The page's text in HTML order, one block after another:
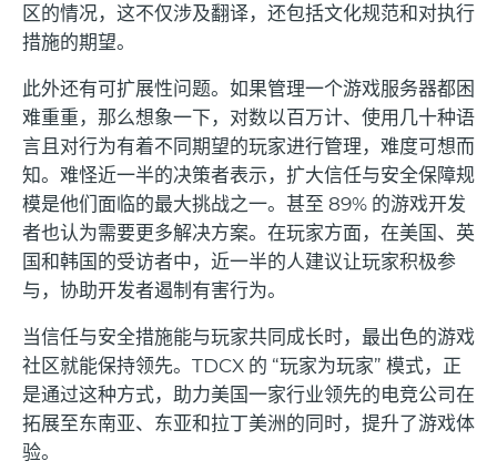
区的情况，这不仅涉及翻译，还包括文化规范和对执行
措施的期望。
此外还有可扩展性问题。如果管理一个游戏服务器都困
难重重，那么想象一下，对数以百万计、使用几十种语
言且对行为有着不同期望的玩家进行管理，难度可想而
知。难怪近一半的决策者表示，扩大信任与安全保障规
模是他们面临的最大挑战之一。甚至 89% 的游戏开发
者也认为需要更多解决方案。在玩家方面，在美国、英
国和韩国的受访者中，近一半的人建议让玩家积极参
与，协助开发者遏制有害行为。
当信任与安全措施能与玩家共同成长时，最出色的游戏
社区就能保持领先。TDCX 的 “玩家为玩家” 模式，正
是通过这种方式，助力美国一家行业领先的电竞公司在
拓展至东南亚、东亚和拉丁美洲的同时，提升了游戏体
验。